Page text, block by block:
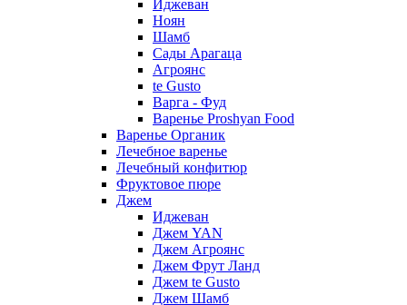
Иджеван
Ноян
Шамб
Сады Арагаца
Агроянс
te Gusto
Варга - Фуд
Варенье Proshyan Food
Варенье Органик
Лечебное варенье
Лечебный конфитюр
Фруктовое пюре
Джем
Иджеван
Джем YAN
Джем Агроянс
Джем Фрут Ланд
Джем te Gusto
Джем Шамб